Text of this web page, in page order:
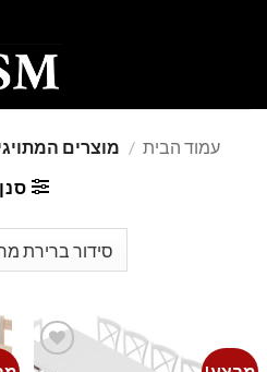
עמוד הבית / מוצרים
סנן